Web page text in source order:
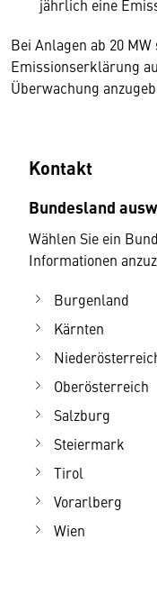
jährlich eine
Bei Anlagen ab 20
Emissionserklärung
Überwachung
Kontakt
Bundesland
Wählen Sie ein
Informationen
Burgenland
Kärnten
Oberösterreich
Salzburg
Steiermark
Tirol
Vorarlberg
Wien